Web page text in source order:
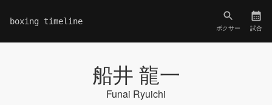
boxing timeline
ボクサー 試合
船井 龍一
Funai Ryuichi